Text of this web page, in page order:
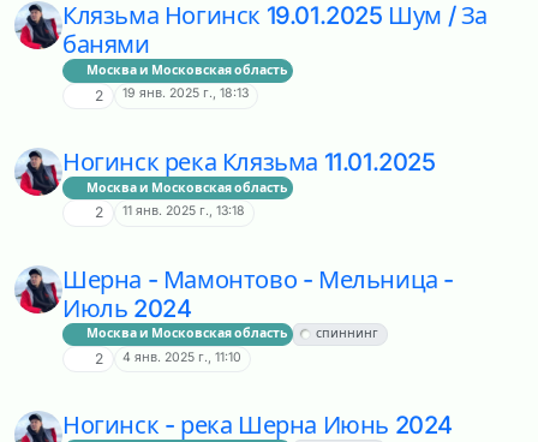
Клязьма Ногинск 19.01.2025 Шум / За
банями
Москва и Московская область
2 19 янв. 2025 г., 18:13
Ногинск река Клязьма 11.01.2025
Москва и Московская область
2 11 янв. 2025 г., 13:18
Шерна - Мамонтово - Мельница -
Июль 2024
Москва и Московская область спиннинг
2 4 янв. 2025 г., 11:10
Ногинск - река Шерна Июнь 2024